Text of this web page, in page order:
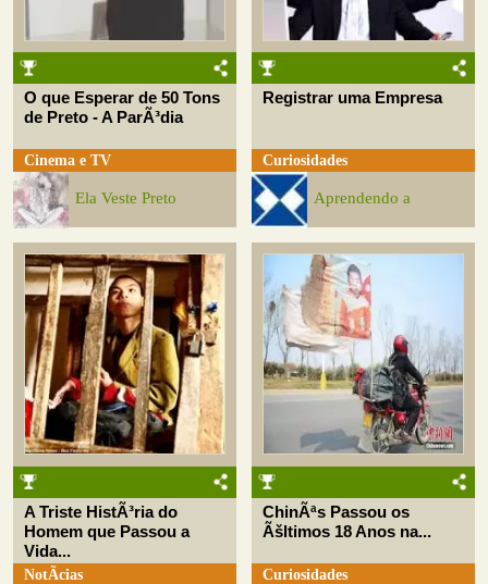
O que Esperar de 50 Tons
de Preto - A ParÃ³dia
Cinema e TV
Ela Veste Preto
Registrar uma Empresa
Curiosidades
Aprendendo a
A Triste HistÃ³ria do
Homem que Passou a
Vida...
NotÃ­cias
ChinÃªs Passou os
Ãšltimos 18 Anos na...
Curiosidades